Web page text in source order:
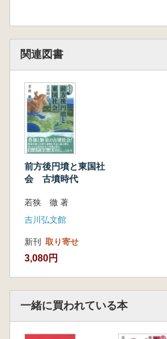
関連図書
前方後円墳と東国社
会 古墳時代
若狭 徹 著
吉川弘文館
新刊 取り寄せ
3,080円
一緒に買われている本